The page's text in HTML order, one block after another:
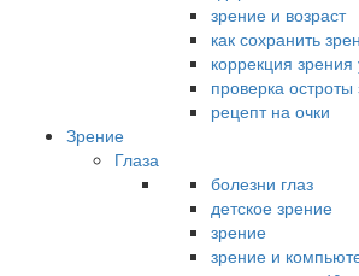
зрение и возраст
как сохранить
коррекция зрения
проверка остроты
рецепт на очки
Зрение
Глаза
болезни глаз
детское зрение
зрение
зрение и